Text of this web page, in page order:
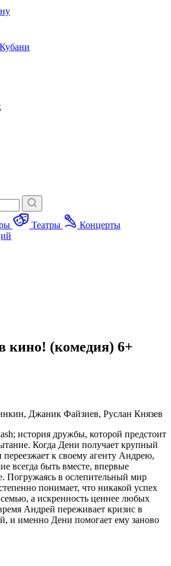
Театры
Концерты
кино! (комедия) 6+
Джаник Файзиев, Руслан Князев
история дружбы, которой предстоит
Когда Дени получает крупный
к своему агенту Андрею,
всегда быть вместе, впервые
Погружаясь в ослепительный мир
понимает, что никакой успех
а искренность ценнее любых
Андрей переживает кризис в
и именно Дени помогает ему заново